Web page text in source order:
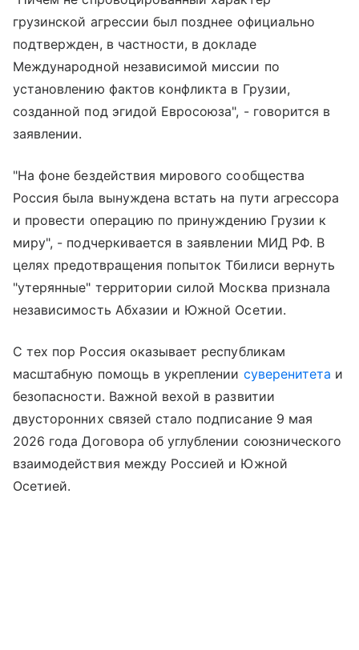
грузинской агрессии был позднее официально
подтвержден, в частности, в докладе
Международной независимой миссии по
установлению фактов конфликта в Грузии,
созданной под эгидой Евросоюза", - говорится в
заявлении.
"На фоне бездействия мирового сообщества
Россия была вынуждена встать на пути агрессора
и провести операцию по принуждению Грузии к
миру", - подчеркивается в заявлении МИД РФ. В
целях предотвращения попыток Тбилиси вернуть
"утерянные" территории силой Москва признала
независимость Абхазии и Южной Осетии.
С тех пор Россия оказывает республикам
масштабную помощь в укреплении суверенитета и
безопасности. Важной вехой в развитии
двусторонних связей стало подписание 9 мая
2026 года Договора об углублении союзнического
взаимодействия между Россией и Южной
Осетией.